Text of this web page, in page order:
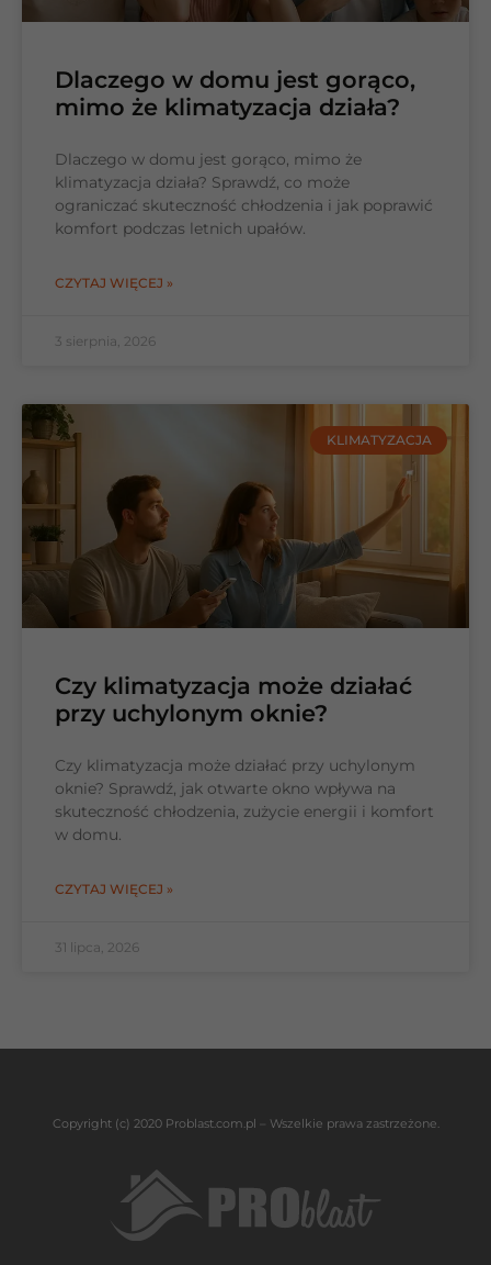
Dlaczego w domu jest gorąco,
mimo że klimatyzacja działa?
Dlaczego w domu jest gorąco, mimo że
klimatyzacja działa? Sprawdź, co może
ograniczać skuteczność chłodzenia i jak poprawić
komfort podczas letnich upałów.
CZYTAJ WIĘCEJ »
3 sierpnia, 2026
KLIMATYZACJA
Czy klimatyzacja może działać
przy uchylonym oknie?
Czy klimatyzacja może działać przy uchylonym
oknie? Sprawdź, jak otwarte okno wpływa na
skuteczność chłodzenia, zużycie energii i komfort
w domu.
CZYTAJ WIĘCEJ »
31 lipca, 2026
Copyright (c) 2020 Problast.com.pl – Wszelkie prawa zastrzeżone.